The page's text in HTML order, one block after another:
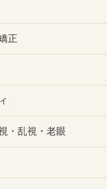
正
・乱視・老眼